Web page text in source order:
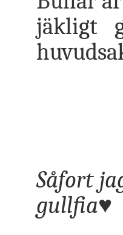
jäkligt
Såfort
gullfia♥